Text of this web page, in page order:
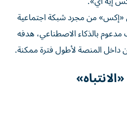
«إكس» من مجرد شبكة اجتماعية
بالذكاء الاصطناعي، هدفه
داخل المنصة لأطول فترة ممكنة.